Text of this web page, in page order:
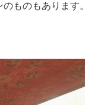
ものもあります。